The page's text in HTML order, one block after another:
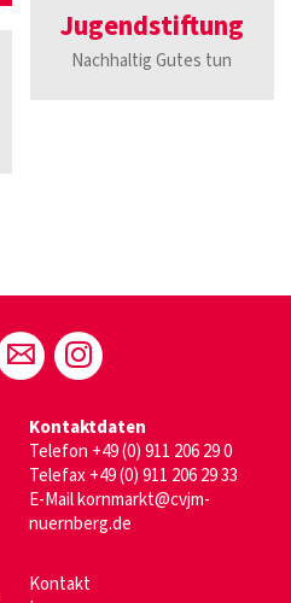
Jugendstiftung
Nachhaltig Gutes tun
Kontaktdaten
Telefon +49 (0) 911 206 29 0
Telefax +49 (0) 911 206 29 33
E-Mailkornmarkt@cvjm-
nuernberg.de
Kontakt